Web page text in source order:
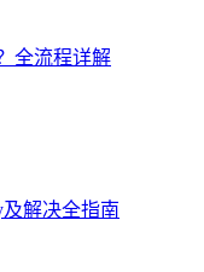
全流程详解
解决全指南